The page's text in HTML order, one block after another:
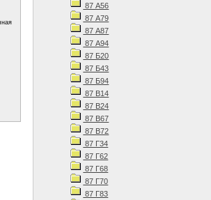
87 А56
87 А79
87 А87
87 А94
87 Б20
87 Б43
87 Б94
87 В14
87 В24
87 В67
87 В72
87 Г34
87 Г62
87 Г68
87 Г70
87 Г83